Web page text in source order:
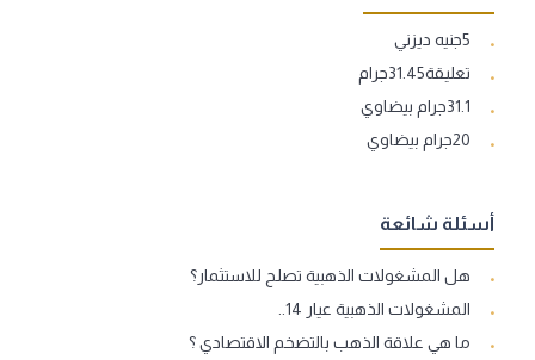
5جنيه ديزني
تعليقة31.45جرام
31.1جرام بيضاوي
20جرام بيضاوي
أسئلة شائعة
هل المشغولات الذهبية تصلح للاستثمار؟
المشغولات الذهبية عيار 14..
ما هي علاقة الذهب بالتضخم الاقتصادي ؟